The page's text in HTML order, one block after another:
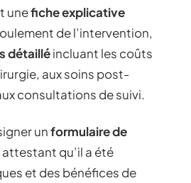
unefiche explicative
de l’intervention,
détailléincluant les coûts
aux soins post-
consultations de suivi.
unformulaire de
attestant qu’il a été
et des bénéfices de